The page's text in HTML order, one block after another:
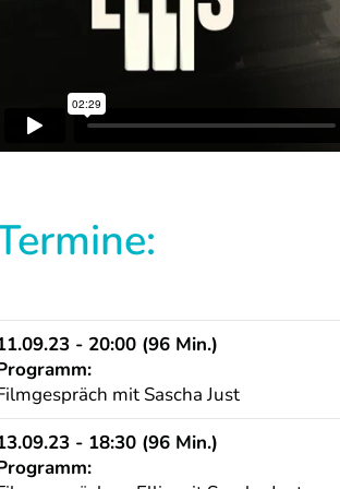
- 20:00 (96 Min.)
mit Sascha Just
- 18:30 (96 Min.)